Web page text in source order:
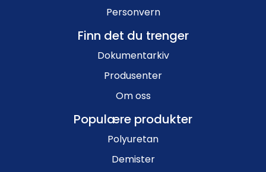
Personvern
Finn det du trenger
Dokumentarkiv
Produsenter
Om oss
Populære produkter
Polyuretan
Demister